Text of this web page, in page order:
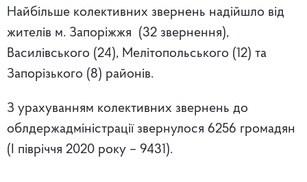
Найбільше колективних звернень надійшло від
жителів м. Запоріжжя (32 звернення),
Василівського (24), Мелітопольського (12) та
Запорізького (8) районів.
З урахуванням колективних звернень до
облдержадміністрації звернулося 6256 громадян
(І півріччя 2020 року – 9431).